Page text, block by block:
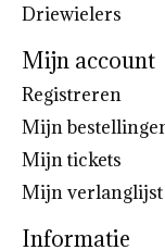
Driewielers
Mijn account
Registreren
Mijn
Mijn tickets
Mijn verlanglijst
Informatie